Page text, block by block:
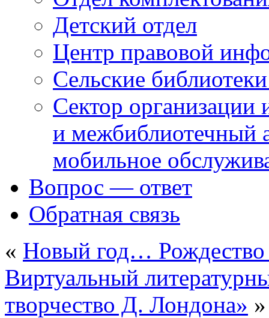
Детский отдел
Центр правовой
Сельские
Сектор организации
и межбиблиотечный
мобильное
Вопрос — ответ
Обратная связь
« Новый год…
Виртуальный
творчество Д. Лондона» »